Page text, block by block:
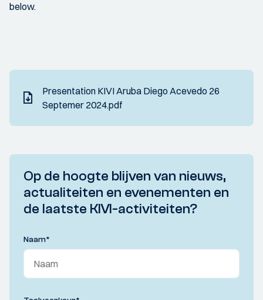
below.
Presentation KIVI Aruba Diego Acevedo 26
Septemer 2024.pdf
Op de hoogte blijven van nieuws,
actualiteiten en evenementen en
de laatste KIVI-activiteiten?
Naam*